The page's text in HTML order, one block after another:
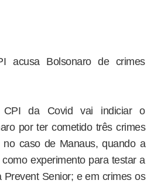
acusa Bolsonaro de crimes
da Covid vai indiciar o
por ter cometido três crimes
no caso de Manaus, quando a
experimento para testar a
Prevent Senior; e em crimes os